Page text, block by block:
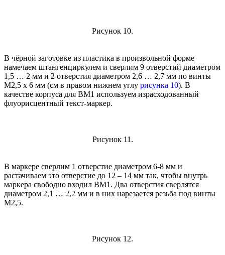
Рисунок 10.
В чёрной заготовке из пластика в произвольной форме
намечаем штангенциркулем и сверлим 9 отверстий диаметром
1,5 … 2 мм и 2 отверстия диаметром 2,6 … 2,7 мм по винты
М2,5 х 6 мм (см в правом нижнем углу рисунка 10). В
качестве корпуса для BM1 используем израсходованный
флуорисцентный текст-маркер.
Рисунок 11.
В маркере сверлим 1 отверстие диаметром 6-8 мм и
растачиваем это отверстие до 12 – 14 мм так, чтобы внутрь
маркера свободно входил BM1. Два отверстия сверлятся
диаметром 2,1 … 2,2 мм и в них нарезается резьба под винты
М2,5.
Рисунок 12.